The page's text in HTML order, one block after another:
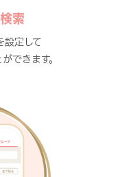
索
設定して
できます。